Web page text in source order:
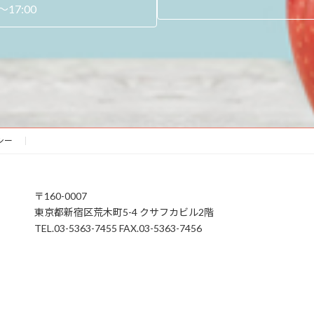
17:00
ー
〒160-0007
東京都新宿区荒木町5-4 クサフカビル2階
TEL.03-5363-7455 FAX.03-5363-7456